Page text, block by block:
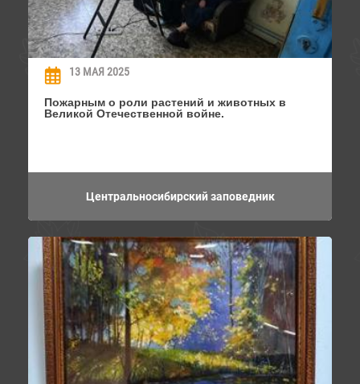
13 МАЯ 2025
Пожарным о роли растений и животных в
Великой Отечественной войне.
Центральносибирский заповедник